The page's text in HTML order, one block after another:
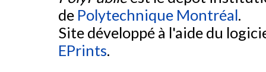
de Polytechnique Montréal.
Site développé à l'aide du
EPrints.